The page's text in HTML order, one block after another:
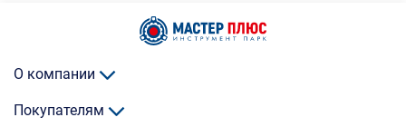
О компании
Покупателям